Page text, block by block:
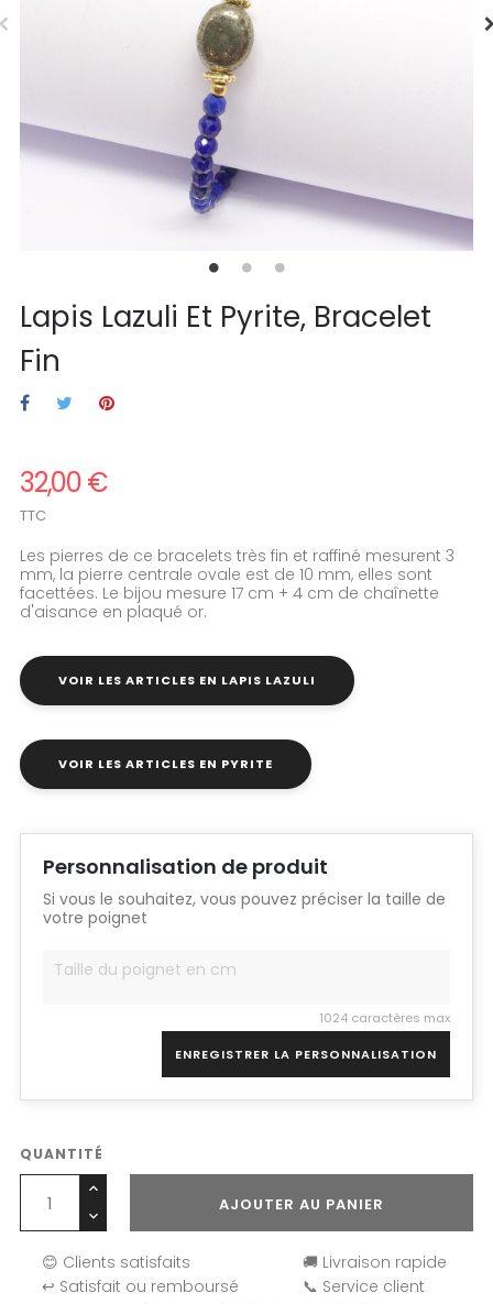
Lapis Lazuli Et Pyrite, Bracelet
Fin
32,00 €
TTC
Les pierres de ce bracelets très fin et raffiné mesurent 3
mm, la pierre centrale ovale est de 10 mm, elles sont
facettées. Le bijou mesure 17 cm + 4 cm de chaînette
d'aisance en plaqué or.
VOIR LES ARTICLES EN LAPIS LAZULI
VOIR LES ARTICLES EN PYRITE
Personnalisation de produit
Si vous le souhaitez, vous pouvez préciser la taille de
votre poignet
1024 caractères max
ENREGISTRER LA PERSONNALISATION
QUANTITÉ
AJOUTER AU PANIER
😊 Clients satisfaits
🚚 Livraison rapide
↩️ Satisfait ou remboursé
📞 Service client